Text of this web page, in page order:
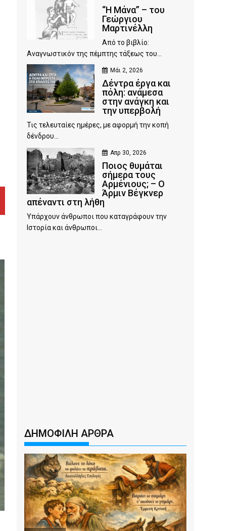
“Η Μάνα” – του
Γεώργιου
Μαρτινέλλη
Από το βιβλίο:
Αναγνωστικόν της πέμπτης τάξεως του...
Μάι 2, 2026
Δέντρα έργα και
πόλη: ανάμεσα
στην ανάγκη και
την υπερβολή
Τις τελευταίες ημέρες, με αφορμή την κοπή
δένδρου...
Απρ 30, 2026
Ποιος θυμάται
σήμερα τους
Αρμένιους; – Ο
Άρμιν Βέγκνερ
απέναντι στη λήθη
Υπάρχουν άνθρωποι που καταγράφουν την
Ιστορία και άνθρωποι...
ΔΗΜΟΦΙΛΗ ΑΡΘΡΑ